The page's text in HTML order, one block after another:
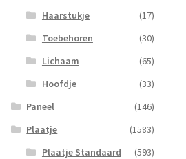
Haarstukje
(17)
Toebehoren
(30)
Lichaam
(65)
Hoofdje
(33)
Paneel
(146)
Plaatje
(1583)
Plaatje Standaard
(593)